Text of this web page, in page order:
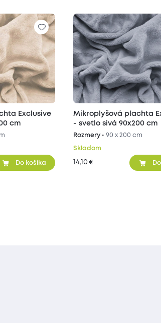
Exclusive
cm
Do košíka
Mikroplyšová plachta
- svetlo sivá 90x200 cm
Rozmery • 90 x 200 cm
Skladom
14,10 €